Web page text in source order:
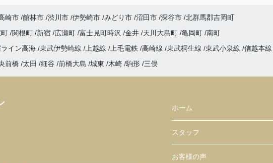
崎市 館林市 渋川市 伊勢崎市 みどり市 沼田市 深谷市 北群馬郡吉岡町
関根町 新宿 広瀬町 富士見町時沢 金井 天川大島町 亀岡町 南町
イン高海 東武伊勢崎線 上越線 上毛電鉄 高崎線 東武桐生線 東武小泉線 信越本線
前橋 太田 細谷 前橋大島 城東 木崎 駒形 三俣
ホーム
スタッフ
お客様の声